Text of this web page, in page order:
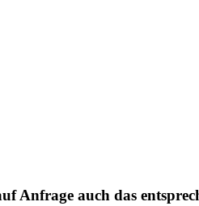
Anfrage auch das